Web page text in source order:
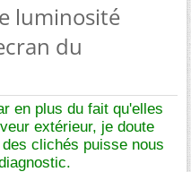
luminosité
du
en plus du fait qu'elles
extérieur, je doute
clichés puisse nous